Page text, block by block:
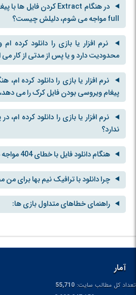
full مواجه می شوم، دلیلش چیست؟
نرم افزار یا بازی را دانلود کرده
محدودیت دارد و یا پس از مدتی از کار
نرم افزار یا بازی را دانلود کرده
پیغام ویروسی بودن فایل کرک را می
نرم افزار یا بازی را دانلود کرده ام،
ندارد؟
هنگام دانلود فایل با خطای 404 مواجه می شوم؟
چرا دانلود با ترافیک نیم بها برای
راهنمای خطاهای متداول بازی ها:
آمار
تعداد کل مطالب سایت: 55,710